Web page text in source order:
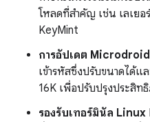
โหลดที่สำคัญ เช่น เลเยอ
KeyMint
การอัปเดต Microdroid
เข้ารหัสซึ่งปรับขนาดได้แ
16K เพื่อปรับปรุงประสิท
รองรับเทอร์มินัล Linux